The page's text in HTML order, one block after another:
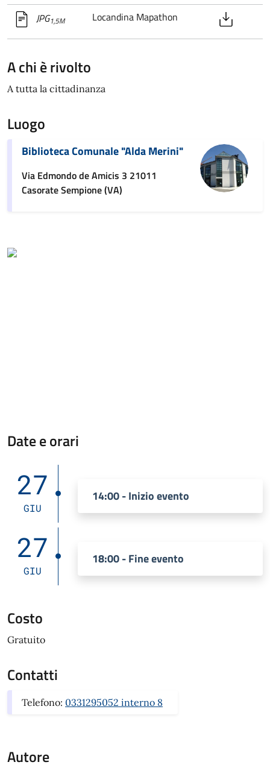
JPG1,5M Locandina Mapathon
A chi è rivolto
A tutta la cittadinanza
Luogo
Biblioteca Comunale "Alda Merini"
Via Edmondo de Amicis 3 21011
Casorate Sempione (VA)
Date e orari
27
GIU
14:00 - Inizio evento
27
GIU
18:00 - Fine evento
Costo
Gratuito
Contatti
Telefono: 0331295052 interno 8
Autore